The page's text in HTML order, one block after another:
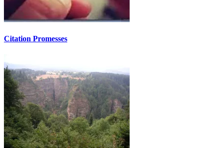
Citation Promesses